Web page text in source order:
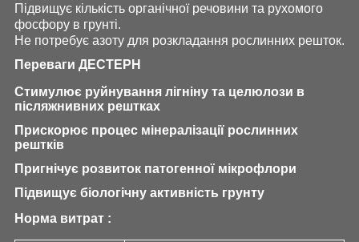
Підвищує кількість органічної речовини та рухомого
фосфору в грунті.
Не потребує азоту для розкладання рослинних решток.
Переваги ДЕСТЕРН
Стимулює руйнування лігніну та целюлози в
післяжнивних рештках
Прискорює процес мінералізації рослинних
рештків
Пригнічує розвиток патогенної мікрофлори
Підвищує біологічну активність грунту
Норма витрат :